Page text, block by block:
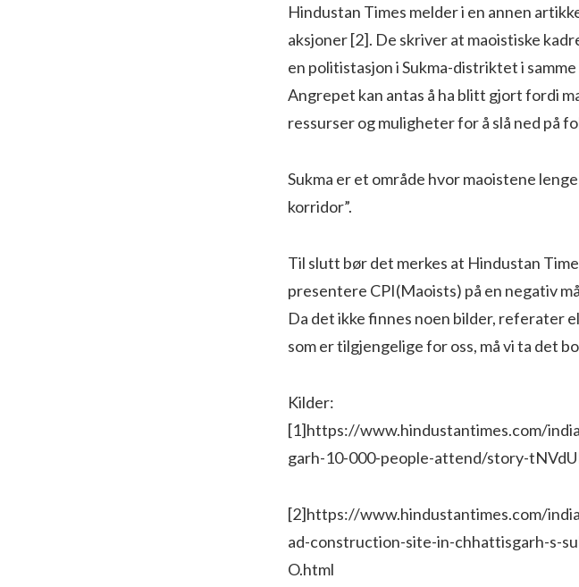
Hindustan Times melder i en annen
aksjoner [2]. De skriver at maoistiske
en politistasjon i Sukma-distriktet i
Angrepet kan antas å ha blitt gjort fordi
ressurser og muligheter for å slå ned på
Sukma er et område hvor maoistene
korridor”.
Til slutt bør det merkes at Hindustan
presentere CPI(Maoists) på en negativ
Da det ikke finnes noen bilder, referater
som er tilgjengelige for oss, må vi ta det
Kilder:
[1]​https://www.hindustantimes.com/
garh-10-000-people-attend/story-
[2]​https://www.hindustantimes.com/
ad-construction-site-in-chhattisgarh-s-
O.html